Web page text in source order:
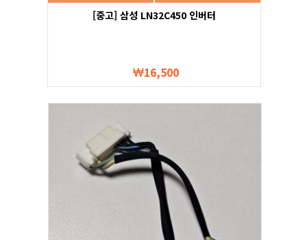
[중고] 삼성 LN32C450 인버터
16,500